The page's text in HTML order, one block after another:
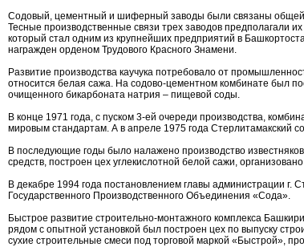
Содовый, цементный и шиферный заводы были связаны общей
Тесные производственные связи трех заводов предполагали
который стал одним из крупнейших предприятий в
награжден орденом Трудового Красного Знамени.
Развитие производства каучука потребовало от
относится белая сажа. На содово-цементном комбинате был
очищенного бикарбоната натрия – пищевой соды.
В конце 1971 года, с пуском 3-ей очереди производства,
мировым стандартам. А в апреле 1975 года Стерлитамакский
В последующие годы было налажено производство
средств, построен цех углекислотной белой сажи,
В декабре 1994 года постановлением главы администрации г.
Государственного Производственного Объединения «Сода».
Быстрое развитие строительно-монтажного комплекса
рядом с опытной установкой был построен цех по выпуску
сухие строительные смеси под торговой маркой «Быстрой»,